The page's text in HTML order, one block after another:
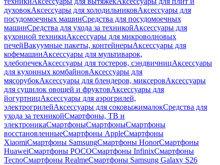
духовокАксессуары для холодильниковАксессуары для
посудомоечных машинСредства для посудомоечных
машинСредства для ухода за техникойАксессуары для
кухонной техникиАксессуары для микроволновых
печейВакуумные пакеты, контейнерыАксессуары для
кофемашинАксессуары для мультиварок,
хлебопечекАксессуары для тостеров, сэндвичницАксессуары
для кухонных комбайновАксессуары для
мясорубокАксессуары для блендеров, миксеровАксессуары
для сушилок овощей и фруктовАксессуары для
йогуртницАксессуары для аэрогрилей,
электрогрилейАксессуары для соковыжималокСредства для
ухода за техникойСмартфоны, ТВ и
электроникаСмартфоныСмартфоныСмартфоны
восстановленныеСмартфоны AppleСмартфоны
XiaomiСмартфоны SamsungСмартфоны HonorСмартфоны
HuaweiСмартфоны POCOСмартфоны InfinixСмартфоны
TecnoСмартфоны RealmeСмартфоны Samsung Galaxy S26